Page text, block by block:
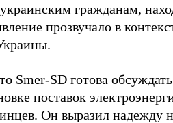
гражданам,
прозвучало в
Smer-SD готова обсуждать
поставок
Он выразил надежду